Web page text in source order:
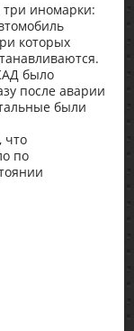
иномарки:
которых
было
после аварии
были
что
по